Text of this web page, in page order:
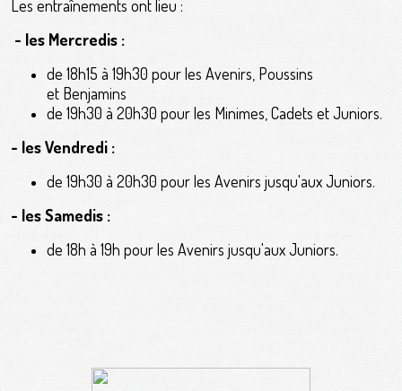
Les entraînements ont lieu :
- les Mercredis :
de 18h15 à 19h30 pour les Avenirs, Poussins
et Benjamins
de 19h30 à 20h30 pour les Minimes, Cadets et Juniors.
- les Vendredi :
de 19h30 à 20h30 pour les Avenirs jusqu'aux Juniors.
- les Samedis :
de 18h à 19h pour les Avenirs jusqu'aux Juniors.